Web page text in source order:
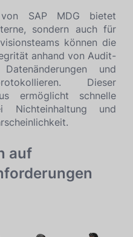
SAP MDG bietet
sondern auch für
können die
anhand von Audit-
und
Dieser
ermöglicht schnelle
Nichteinhaltung und
auf